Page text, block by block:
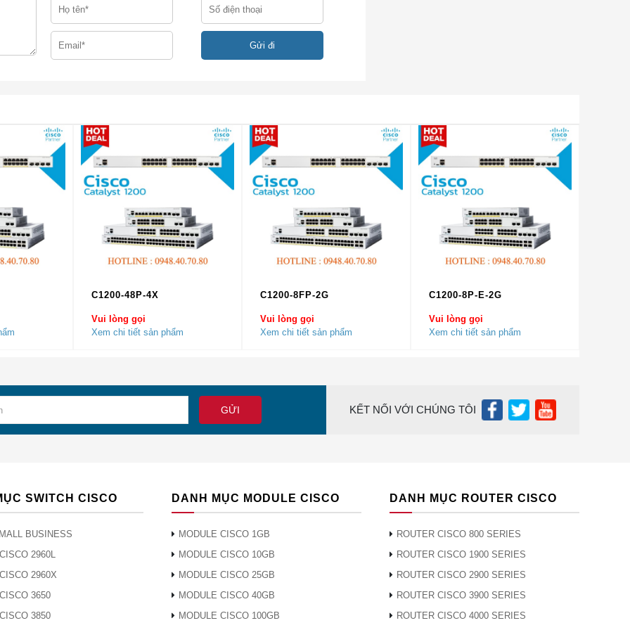
S và WS-C3850-48XS-S.
SFP + 10G với tính
48 cổng kết nối cáp quang SFP với tính
năng Netflow linh hoạt
S
– 1U
Đầu nối RJ-45, cáp UTP Cat-5 4 cặp
quản lý: Cáp RJ-45 đến DB9 cho kết nối PC
C1200-48P-4X
Vui lòng gọi
Xem chi tiết sản phẩm
C1200-8FP-2G
Vui lòng gọi
Xem chi tiết sản phẩm
C1200-8P-E-2G
Vui lòng gọi
Xem chi tiết sản phẩm
KẾT NỐI VỚI CHÚNG TÔI
SWITCH CISCO
BUSINESS
2960L
2960X
3650
3850
DANH MỤC MODULE CISCO
MODULE CISCO 1GB
MODULE CISCO 10GB
MODULE CISCO 25GB
MODULE CISCO 40GB
MODULE CISCO 100GB
DANH MỤC ROUTER CISCO
ROUTER CISCO 800 SERIES
ROUTER CISCO 1900 SERIES
ROUTER CISCO 2900 SERIES
ROUTER CISCO 3900 SERIES
ROUTER CISCO 4000 SERIES